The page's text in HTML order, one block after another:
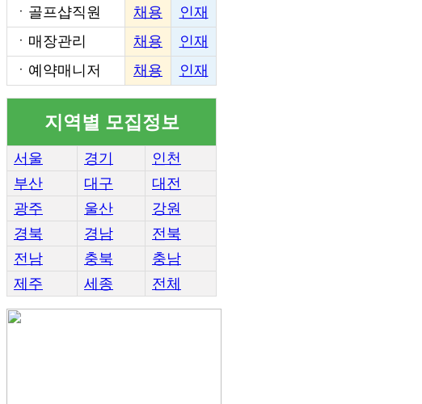
ㆍ 골프샵직원 채용
인재
ㆍ 매장관리 채용
인재
ㆍ 예약매니저 채용 인재
지역별 모집정보
서울 경기
인천
부산
대구
대전
광주
울산
강원
경북
경남
전북
전남
충북
충남
제주
세종 전체